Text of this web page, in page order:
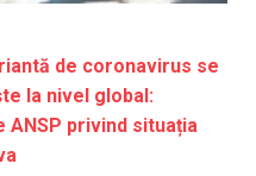
de coronavirus se
la nivel global:
ANSP privind situația